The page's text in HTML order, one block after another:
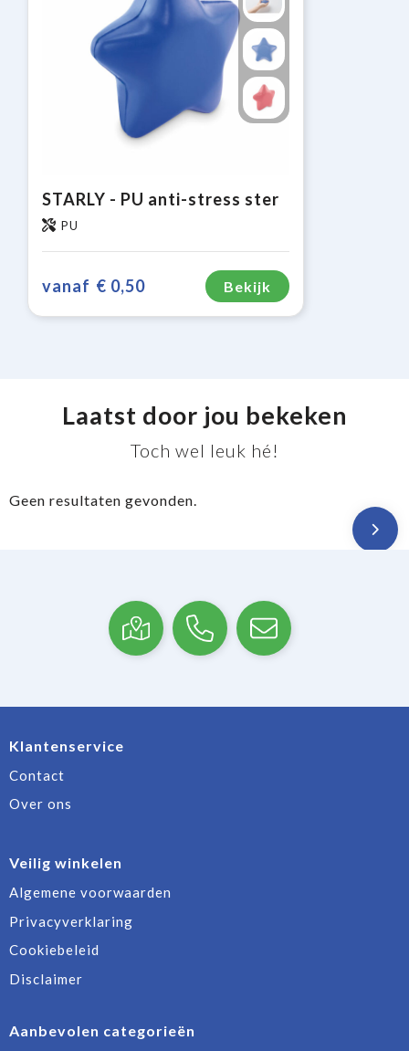
STARLY - PU anti-stress ster
PU
vanaf € 0,50 Bekijk
Laatst door jou bekeken
Toch wel leuk hé!
Geen resultaten gevonden.
Klantenservice
Contact
Over ons
Veilig winkelen
Algemene voorwaarden
Privacyverklaring
Cookiebeleid
Disclaimer
Aanbevolen categorieën